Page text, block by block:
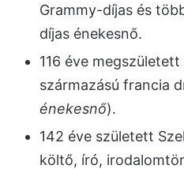
Grammy-díjas és
díjas énekesnő.
116 éve
származású francia
énekesnő).
142 éve született
költő, író,